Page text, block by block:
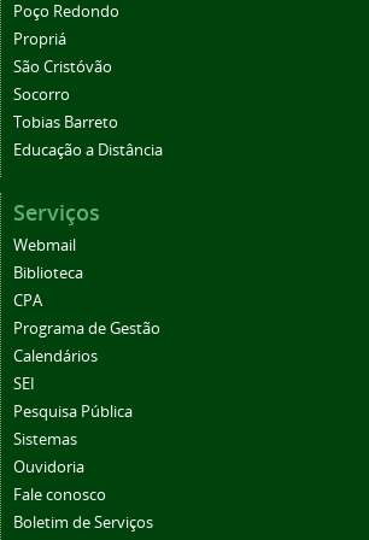
Poço Redondo
Propriá
São Cristóvão
Socorro
Tobias Barreto
Educação a Distância
Serviços
Webmail
Biblioteca
CPA
Programa de Gestão
Calendários
SEI
Pesquisa Pública
Sistemas
Ouvidoria
Fale conosco
Boletim de Serviços